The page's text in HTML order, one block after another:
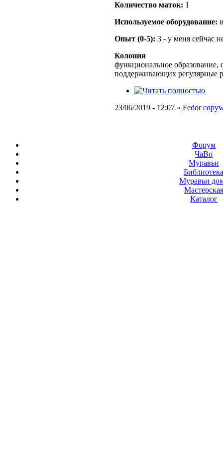
Количество маток: 1
Используемое оборудование:
Опыт (0-5): 3 - у меня сейчас
Колония
функциональное образование,
поддерживающих регулярные
23/06/2019 - 12:07 » Fedor
Форум
ЧаВо
Муравьи
Муравьи
Мастерская
Каталог